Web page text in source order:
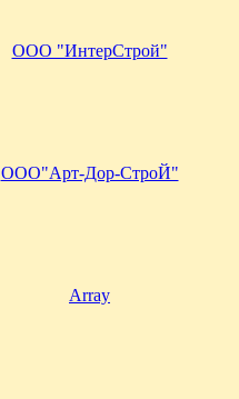
ООО "ИнтерСтрой"
ООО"Арт-Дор-СтроЙ"
Array